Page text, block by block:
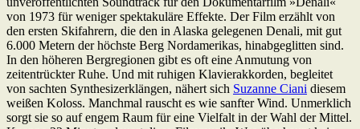
von 1973 für weniger spektakuläre Effekte. Der Film erzählt von
den ersten Skifahrern, die den in Alaska gelegenen Denali, mit gut
6.000 Metern der höchste Berg Nordamerikas, hinabgeglitten sind.
In den höheren Bergregionen gibt es oft eine Anmutung von
zeitentrückter Ruhe. Und mit ruhigen Klavierakkorden, begleitet
von sachten Synthesizerklängen, nähert sich Suzanne Ciani diesem
weißen Koloss. Manchmal rauscht es wie sanfter Wind. Unmerklich
sorgt sie so auf engem Raum für eine Vielfalt in der Wahl der Mittel.